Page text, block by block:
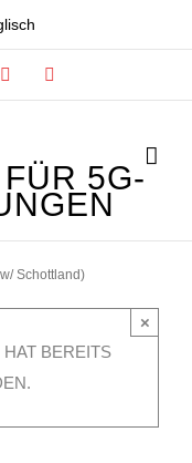
LinkedIn
5G-
Schottland)
BEREITS
×